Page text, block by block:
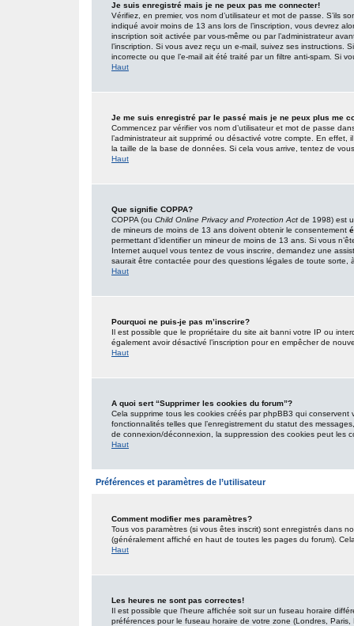
Je suis enregistré mais je ne peux pas me connecter!
Vérifiez, en premier, vos nom d’utilisateur et mot de passe. S’ils
indiqué avoir moins de 13 ans lors de l’inscription, vous devrez
inscription soit activée par vous-même ou par l’administrateur
l’inscription. Si vous avez reçu un e-mail, suivez ses instructions.
incorrecte ou que l’e-mail ait été traité par un filtre anti-spam. Si
Haut
Je me suis enregistré par le passé mais je ne peux plus me
Commencez par vérifier vos nom d’utilisateur et mot de passe
l’administrateur ait supprimé ou désactivé votre compte. En
la taille de la base de données. Si cela vous arrive, tentez de
Haut
Que signifie COPPA?
COPPA (ou Child Online Privacy and Protection Act de 1998) est
de mineurs de moins de 13 ans doivent obtenir le consentement
permettant d’identifier un mineur de moins de 13 ans. Si vous
Internet auquel vous tentez de vous inscrire, demandez une
saurait être contactée pour des questions légales de toute sorte,
Haut
Pourquoi ne puis-je pas m’inscrire?
Il est possible que le propriétaire du site ait banni votre IP ou
également avoir désactivé l’inscription pour en empêcher de
Haut
A quoi sert “Supprimer les cookies du forum”?
Cela supprime tous les cookies créés par phpBB3 qui
fonctionnalités telles que l’enregistrement du statut des
de connexion/déconnexion, la suppression des cookies peut les
Haut
Préférences et paramètres de l’utilisateur
Comment modifier mes paramètres?
Tous vos paramètres (si vous êtes inscrit) sont enregistrés dans
(généralement affiché en haut de toutes les pages du forum).
Haut
Les heures ne sont pas correctes!
Il est possible que l’heure affichée soit sur un fuseau horaire
préférences pour le fuseau horaire de votre zone (Londres,